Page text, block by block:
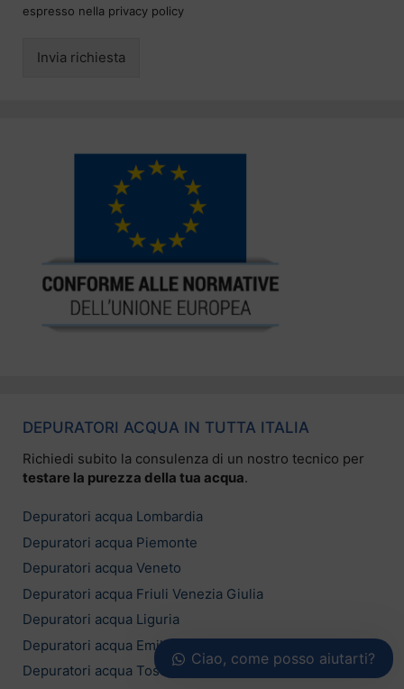
espresso nella privacy policy
Invia richiesta
DEPURATORI ACQUA IN TUTTA ITALIA
Richiedi subito la consulenza di un nostro tecnico per
testare la purezza della tua acqua.
Depuratori acqua Lombardia
Depuratori acqua Piemonte
Depuratori acqua Veneto
Depuratori acqua Friuli Venezia Giulia
Depuratori acqua Liguria
Depuratori acqua Emilia Romagna
Depuratori acqua Toscana
Ciao, come posso aiutarti?